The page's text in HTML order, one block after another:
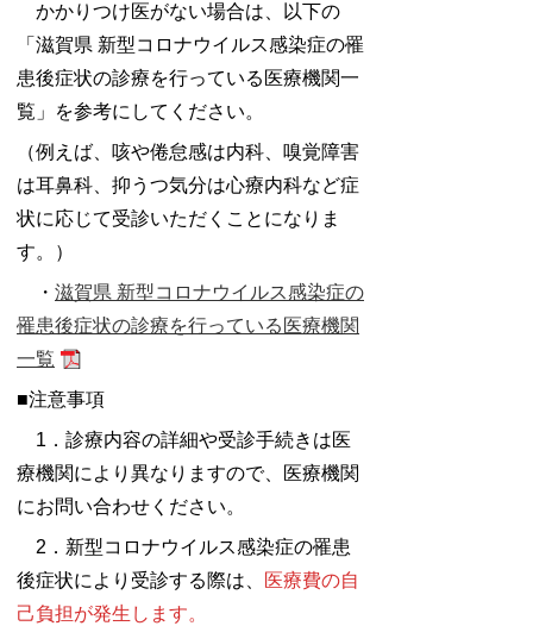
かかりつけ医がない場合は、以下の
「滋賀県 新型コロナウイルス感染症の罹
患後症状の診療を行っている医療機関一
覧」を参考にしてください。
（例えば、咳や倦怠感は内科、嗅覚障害
は耳鼻科、抑うつ気分は心療内科など症
状に応じて受診いただくことになりま
す。）
・ 滋賀県 新型コロナウイルス感染症の
罹患後症状の診療を行っている医療機関
一覧
■注意事項
1．診療内容の詳細や受診手続きは医
療機関により異なりますので、医療機関
にお問い合わせください。
2．新型コロナウイルス感染症の罹患
後症状により受診する際は、
医療費の自
己負担が発生します。